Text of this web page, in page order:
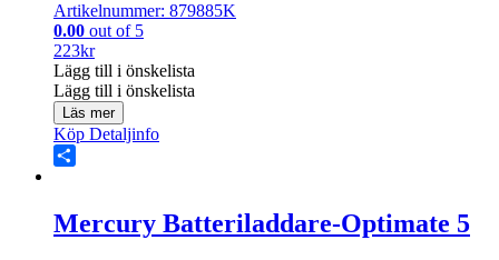
Artikelnummer: 879885K
0.00 out of 5
223kr
Lägg till i önskelista
Lägg till i önskelista
Läs mer
Köp Detaljinfo
Mercury Batteriladdare-Optimate 5